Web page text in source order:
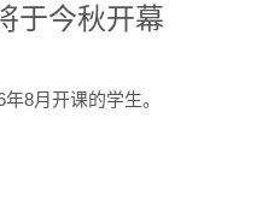
于今秋开幕
8月开课的学生。